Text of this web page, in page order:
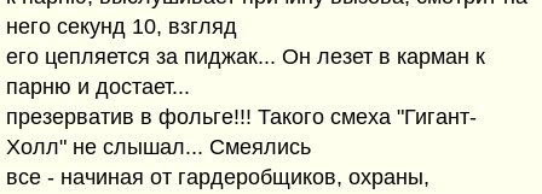
него секунд 10, взгляд
его цепляется за пиджак... Он лезет в карман к
парню и достает...
презерватив в фольге!!! Такого смеха "Гигант-
Холл" не слышал... Смеялись
все - начиная от гардеробщиков, охраны,